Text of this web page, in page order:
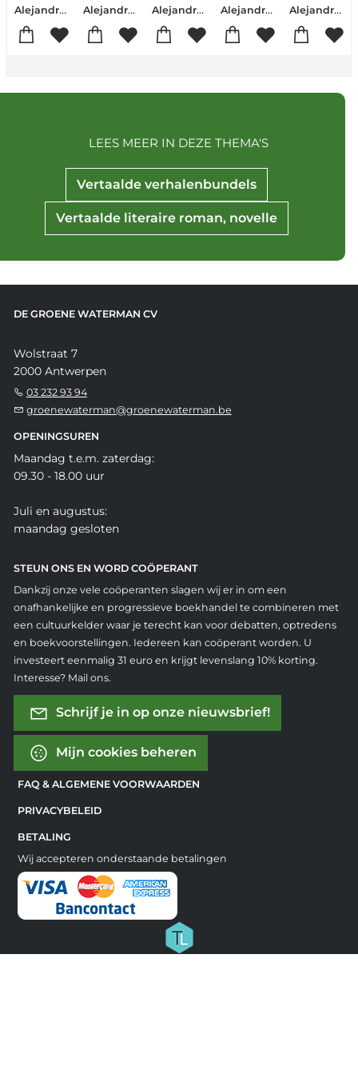
Alejandro Zambra Alejandro Zambra Alejandro Zambra Alejandro Zambra Alejandro Zambra
Vertaalde verhalenbundels
Vertaalde literaire roman, novelle
LEES MEER IN DEZE THEMA'S
DE GROENE WATERMAN CV
Wolstraat 7
2000 Antwerpen
03 232 93 94
groenewaterman@groenewaterman.be
OPENINGSUREN
Maandag t.e.m. zaterdag:
09.30 - 18.00 uur
Juli en augustus:
maandag gesloten
STEUN ONS EN WORD COÖPERANT
Dankzij onze vele coöperanten slagen wij er in om een
onafhankelijke en progressieve boekhandel te combineren met
een cultuurkelder waar je terecht kan voor debatten, optredens
en boekvoorstellingen. Iedereen kan coöperant worden. U
investeert eenmalig 31 euro en krijgt levenslang 10% korting.
Interesse? Mail ons.
Schrijf je in op onze nieuwsbrief!
Mijn cookies beheren
FAQ & ALGEMENE VOORWAARDEN
PRIVACYBELEID
BETALING
Wij accepteren onderstaande betalingen